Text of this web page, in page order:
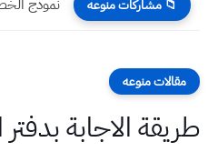
📁 مشاركات منوعه
مقالات منوعه
طريقة الاجابة بدفتر